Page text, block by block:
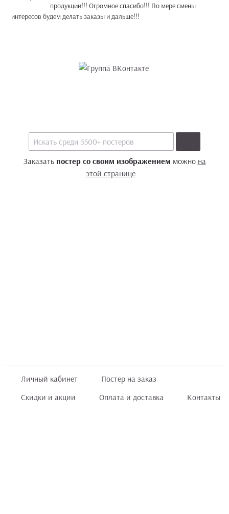
продукции!!! Огромное спасибо!!! По мере смены
интересов будем делать заказы и дальше!!!
Заказать постер со своим изображением можно на
этой странице
Личный кабинет
Постер на заказ
Скидки и акции
Оплата и доставка
Контакты